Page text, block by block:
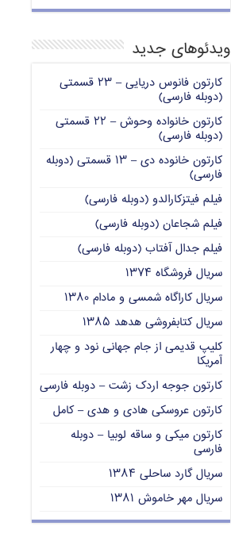
ویدئوهای جدید
کارتون فانوس دریایی – ۲۳ قسمتی
(دوبله فارسی)
کارتون خانواده وحوش – ۲۲ قسمتی
(دوبله فارسی)
کارتون خانوده دی – ۱۳ قسمتی (دوبله
فارسی)
فیلم فیتزکارالدو (دوبله فارسی)
فیلم شجاعان (دوبله فارسی)
فیلم جدال آفتاب (دوبله فارسی)
سریال فروشگاه ۱۳۷۴
سریال کاراگاه شمسی و مادام ۱۳۸۰
سریال کتابفروشی هدهد ۱۳۸۵
کلیپ قدیمی از جام جهانی نود و چهار
آمریکا
کارتون جوجه اردک زشت – دوبله فارسی
کارتون عروسکی هادی و هدی – کامل
کارتون میکی و ساقه لوبیا – دوبله
فارسی
سریال گارد ساحلی ۱۳۸۴
سریال مهر خاموش ۱۳۸۱